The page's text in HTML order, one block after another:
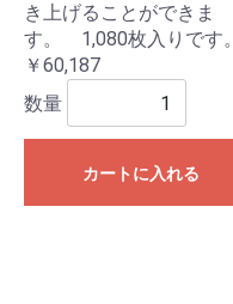
き上げることができま
す。 1,080枚入りです。
￥60,187
数量
カートに入れる